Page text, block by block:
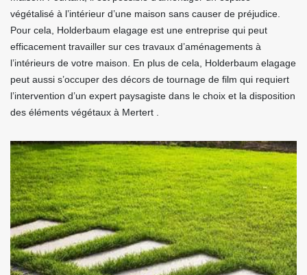
végétalisé à l’intérieur d’une maison sans causer de préjudice.
Pour cela, Holderbaum elagage est une entreprise qui peut
efficacement travailler sur ces travaux d’aménagements à
l’intérieurs de votre maison. En plus de cela, Holderbaum elagage
peut aussi s’occuper des décors de tournage de film qui requiert
l’intervention d’un expert paysagiste dans le choix et la disposition
des éléments végétaux à Mertert .